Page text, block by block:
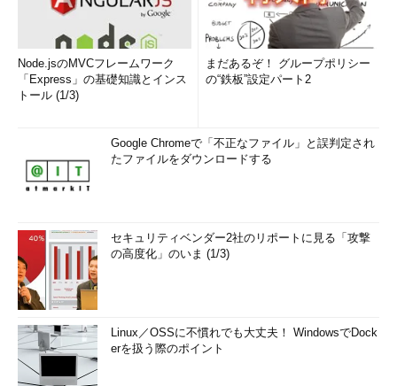
に、データのプライバシーといったエンタープライズ向けの要素
を取り入れたブロックチェーン技術「Enterprise Ethereum」の
開発を進めています。EEAの成果が出てくれば、エンタープライ
ズ向けのパーミッション型ブロックチェーンと、仮想通貨を伴う
パーミッションレス型ブロックチェーンの両方のいい部分を組み
──Bitcoinも、依然として重要な一派ということですね。
石井氏Bitcoin Coreが使われているBitcoinが登場してから何年
金」を扱っているので、ハッキングの試みも無数にあるはずで
す。仮想通貨取引所へのハッキングはよくありますが、Bitcoinの
ブロックチェーンへの直接的なハッキングの成功例は報告されて
いません。Bitcoinが機能していることが、ブロックチェーン技術
──5月に米ニューヨーク市で開催されたブロックチェーンのイベ
ント「Consensus 2017」と「Token Summit 2017」に参加した
Node.jsのMVCフレームワーク
「Express」の基礎知識とインス
トール (1/3)
まだあるぞ！ グループポリシー
の“鉄板”設定パート2
Google Chromeで「不正なファイル」と誤判定され
たファイルをダウンロードする
セキュリティベンダー2社のリポートに見る「攻撃
の高度化」のいま (1/3)
Linux／OSSに不慣れでも大丈夫！ WindowsでDock
erを扱う際のポイント